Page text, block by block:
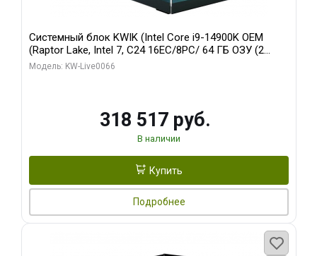
Системный блок KWIK (Intel Core i9-14900K OEM
(Raptor Lake, Intel 7, C24 16EC/8PC/ 64 ГБ ОЗУ (2
модуля)/ Gigabyte RTX5080 XTREME WATERFORCE
Модель: KW-Live0066
318 517 руб.
В наличии
Купить
Подробнее